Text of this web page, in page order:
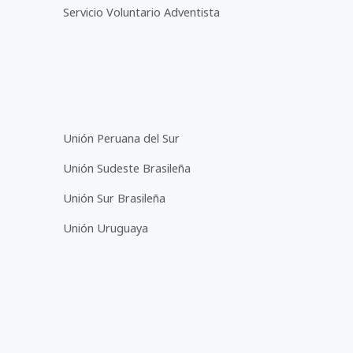
Servicio Voluntario Adventista
Unión Peruana del Sur
Unión Sudeste Brasileña
Unión Sur Brasileña
Unión Uruguaya